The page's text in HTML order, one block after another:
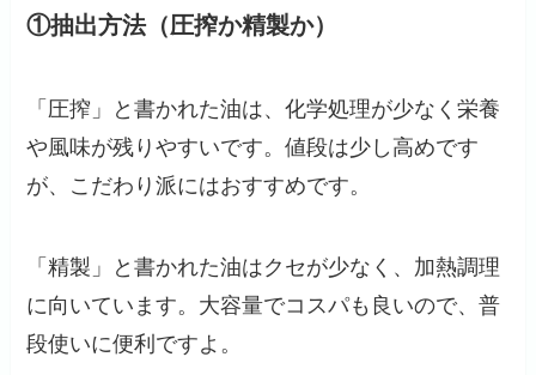
①抽出方法（圧搾か精製か）
「圧搾」と書かれた油は、化学処理が少なく栄養
や風味が残りやすいです。値段は少し高めです
が、こだわり派にはおすすめです。
「精製」と書かれた油はクセが少なく、加熱調理
に向いています。大容量でコスパも良いので、普
段使いに便利ですよ。